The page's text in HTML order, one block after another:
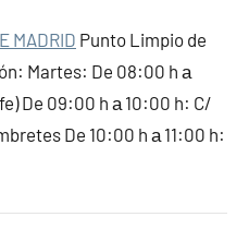
MADRID Punto Limpio de
Martes: De 08:00 h а
De 09:00 h а 10:00 h: C/
De 10:00 h а 11:00 h: